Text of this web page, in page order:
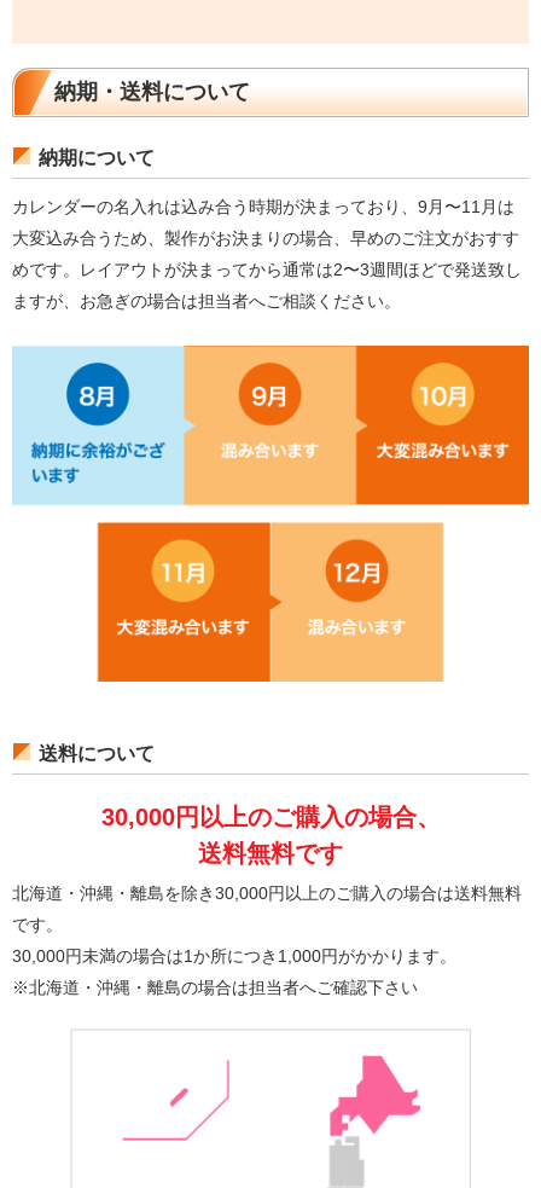
納期・送料について
納期について
カレンダーの名入れは込み合う時期が決まっており、9月〜11月は
大変込み合うため、製作がお決まりの場合、早めのご注文がおすす
めです。レイアウトが決まってから通常は2〜3週間ほどで発送致し
ますが、お急ぎの場合は担当者へご相談ください。
送料について
30,000円以上のご購入の場合、
送料無料です
北海道・沖縄・離島を除き30,000円以上のご購入の場合は送料無料
です。
30,000円未満の場合は1か所につき1,000円がかかります。
※北海道・沖縄・離島の場合は担当者へご確認下さい